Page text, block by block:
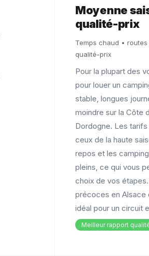
Moyenne
qualité-prix
Temps chaud •
qualité-prix
Pour la plupart des
pour louer un
stable, longues
moindre sur la Côte
Dordogne. Les
ceux de la haute
repos et les
pleins, ce qui vous
choix de vos
précoces en Alsace
idéal pour un circuit
Meilleur rapport